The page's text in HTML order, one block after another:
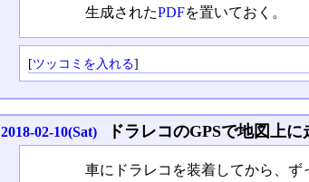
生成されたPDFを置いておく。
[ツッコミを入れる]
2018-02-10(Sat) ドラレコのGPSで地図上
車にドラレコを装着してから、